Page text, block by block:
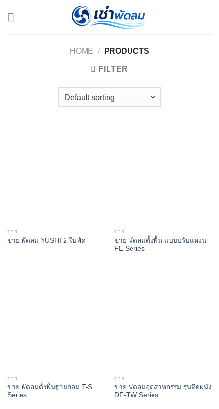
HOME / PRODUCTS
FILTER
ขาย
ขาย พัดลม YUSHI 2 ใบพัด
ขาย
ขาย พัดลมตั้งพื้น แบบปรับแหงน
FE Series
ขาย
ขาย พัดลมตั้งพื้นฐานกลม T-S
Series
ขาย
ขาย พัดลมอุตสาหกรรม รุ่นติดผนัง
DF-TW Series